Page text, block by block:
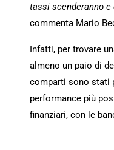
tassi scenderanno
commenta Mario
Infatti, per trovare
almeno un paio di
comparti sono stati
performance più
finanziari, con le